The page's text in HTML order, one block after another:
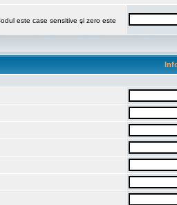
este case sensitive şi zero este